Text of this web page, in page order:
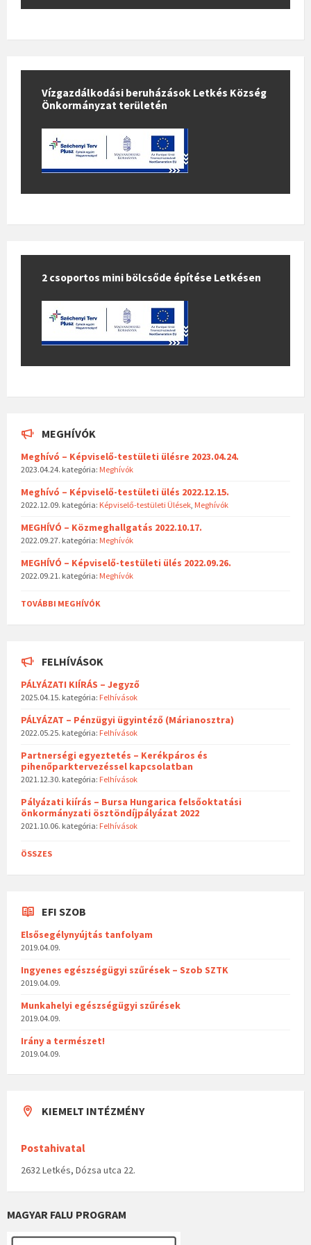
l
Vízgazdálkodási beruházások Letkés Község
Önkormányzat területén
2 csoportos mini bölcsőde építése Letkésen
MEGHÍVÓK
Meghívó – Képviselő-testületi ülésre 2023.04.24.
2023.04.24. kategória: Meghívók
Meghívó – Képviselő-testületi ülés 2022.12.15.
2022.12.09. kategória: Képviselő-testületi Ülések Meghívók
MEGHÍVÓ – Közmeghallgatás 2022.10.17.
2022.09.27. kategória: Meghívók
MEGHÍVÓ – Képviselő-testületi ülés 2022.09.26.
2022.09.21. kategória: Meghívók
TOVÁBBI MEGHÍVÓK
FELHÍVÁSOK
PÁLYÁZATI KIÍRÁS – Jegyző
2025.04.15. kategória: Felhívások
PÁLYÁZAT – Pénzügyi ügyintéző (Márianosztra)
2022.05.25. kategória: Felhívások
Partnerségi egyeztetés – Kerékpáros és
pihenőparktervezéssel kapcsolatban
2021.12.30. kategória: Felhívások
Pályázati kiírás – Bursa Hungarica felsőoktatási
önkormányzati ösztöndíjpályázat 2022
2021.10.06. kategória: Felhívások
ÖSSZES
EFI SZOB
Elsősegélynyújtás tanfolyam
2019.04.09.
Ingyenes egészségügyi szűrések – Szob SZTK
2019.04.09.
Munkahelyi egészségügyi szűrések
2019.04.09.
Irány a természet!
2019.04.09.
KIEMELT INTÉZMÉNY
Postahivatal
2632 Letkés, Dózsa utca 22.
MAGYAR FALU PROGRAM